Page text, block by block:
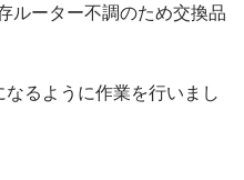
ルーター不調のため交換品
るように作業を行いまし